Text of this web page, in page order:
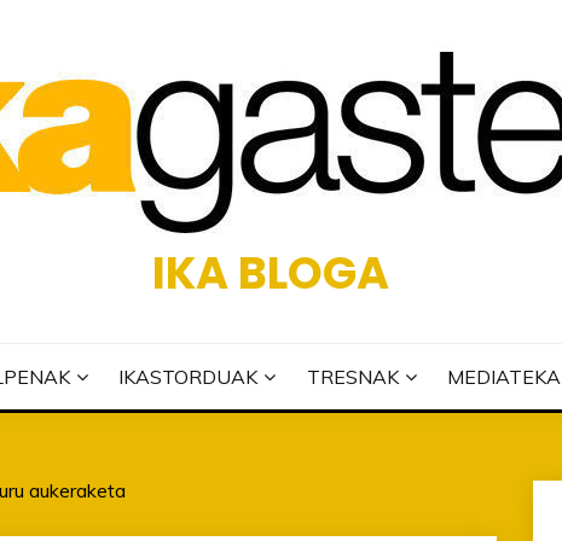
IKA BLOGA
IKASTORDUAK TRESNAK MEDIATEKA
aukeraketa